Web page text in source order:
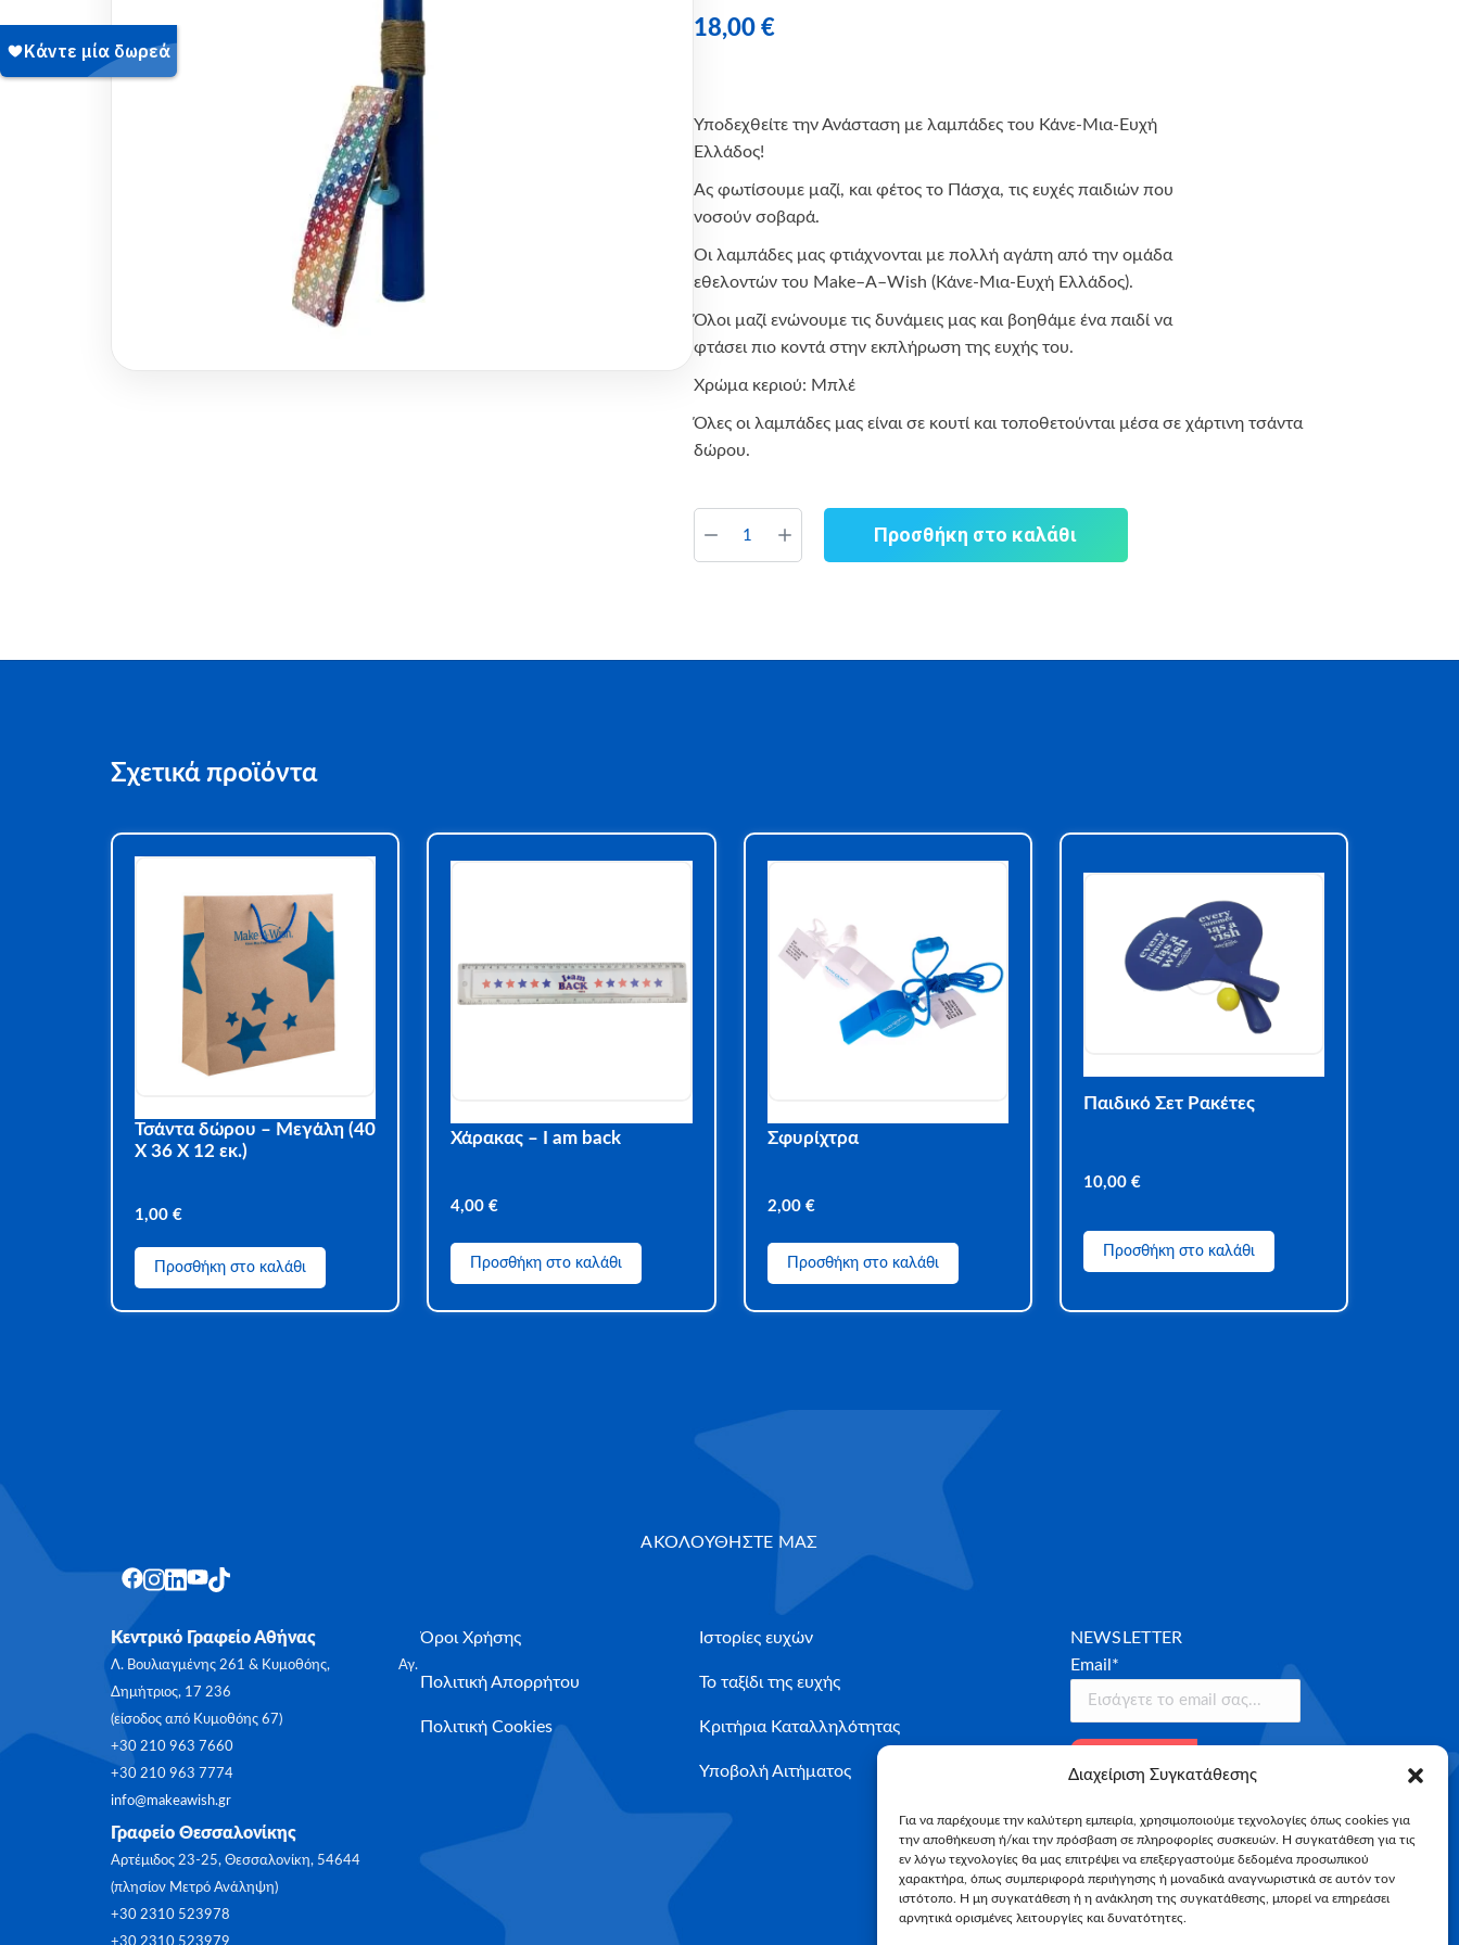
Διαχείριση Συγκατάθεσης
Για να παρέχουμε την καλύτερη εμπειρία, χρησιμοποιούμε τεχνολογίες όπως cookies για
την αποθήκευση ή/και την πρόσβαση σε πληροφορίες συσκευών. Η συγκατάθεση για τις
εν λόγω τεχνολογίες θα μας επιτρέψει να επεξεργαστούμε δεδομένα προσωπικού
χαρακτήρα, όπως συμπεριφορά περιήγησης ή μοναδικά αναγνωριστικά σε αυτόν τον
ιστότοπο. Η μη συγκατάθεση ή η ανάκληση της συγκατάθεσης, μπορεί να επηρεάσει
αρνητικά ορισμένες λειτουργίες και δυνατότητες.
18,00 €
Υποδεχθείτε την Ανάσταση με λαμπάδες του Κάνε-Μια-Ευχή
Ελλάδος!
Ας φωτίσουμε μαζί, και φέτος το Πάσχα, τις ευχές παιδιών που
νοσούν σοβαρά.
Οι λαμπάδες μας φτιάχνονται με πολλή αγάπη από την ομάδα
εθελοντών του Make–A–Wish (Κάνε-Μια-Ευχή Ελλάδος).
Όλοι μαζί ενώνουμε τις δυνάμεις μας και βοηθάμε ένα παιδί να
φτάσει πιο κοντά στην εκπλήρωση της ευχής του.
Χρώμα κεριού: Μπλέ
Όλες οι λαμπάδες μας είναι σε κουτί και τοποθετούνται μέσα σε χάρτινη τσάντα
δώρου.
Προσθήκη στο καλάθι
Σχετικά προϊόντα
Τσάντα δώρου – Μεγάλη (40
Χ 36 Χ 12 εκ.)
1,00 €
Προσθήκη στο καλάθι
Χάρακας – I am back
4,00€
Προσθήκη στο καλάθι
Σφυρίχτρα
2,00 €
Προσθήκη στο καλάθι
Παιδικό Σετ Ρακέτες
10,00 €
Προσθήκη στο καλάθι
ΑΚΟΛΟΥΘΗΣΤΕ ΜΑΣ
Κεντρικό Γραφείο Αθήνας
Λ. Βουλιαγμένης 261 & Κυμοθόης, Αγ.
Δημήτριος, 17 236
(είσοδος από Κυμοθόης 67)
+30 210 963 7660
+30 210 963 7774
info@makeawish.gr
Γραφείο Θεσσαλονίκης
Αρτέμιδος 23-25, Θεσσαλονίκη, 54644
(πλησίον Μετρό Ανάληψη)
+30 2310 523978
Όροι Χρήσης
Πολιτική Απορρήτου
Πολιτική Cookies
Ιστορίες ευχών
Το ταξίδι της ευχής
Κριτήρια Καταλληλότητας
Υποβολή Αιτήματος
NEWSLETTER
Email*